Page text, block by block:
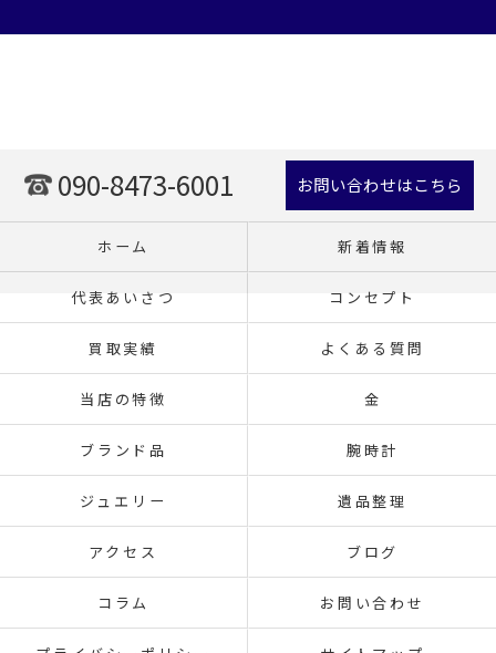
090-8473-6001 お問い合わせはこちら
ホーム 新着情報
代表あいさつ コンセプト
買取実績 よくある質問
当店の特徴 金
ブランド品 腕時計
ジュエリー 遺品整理
アクセス ブログ
コラム お問い合わせ